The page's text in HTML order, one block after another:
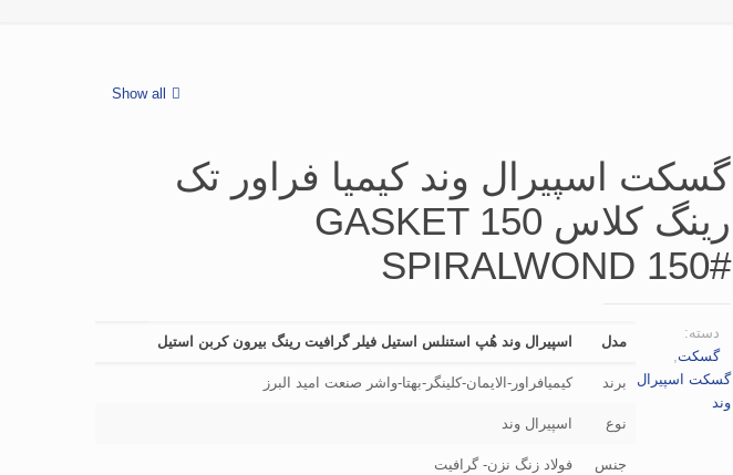
Show all
گسکت اسپیرال وند كیمیا فراور تک
رینگ كلاس 150 GASKET
SPIRALWOND 150#
مدل اسپیرال وند هُپ استنلس استیل فیلر گرافیت رینگ بیرون کربن استیل
برند کیمیافراور-الایمان-کلینگر-بهتا-واشر صنعت امید البرز
نوع اسپیرال وند
جنس فولاد زنگ نزن- گرافیت
دسته:
گسکت,
گسکت اسپیرال
وند